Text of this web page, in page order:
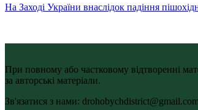
На Заході України внаслідок падіння
При повному або частковому відтворенні
за авторські матеріали.
Зв'язатися з нами: drohobychdistrict@gmail.com